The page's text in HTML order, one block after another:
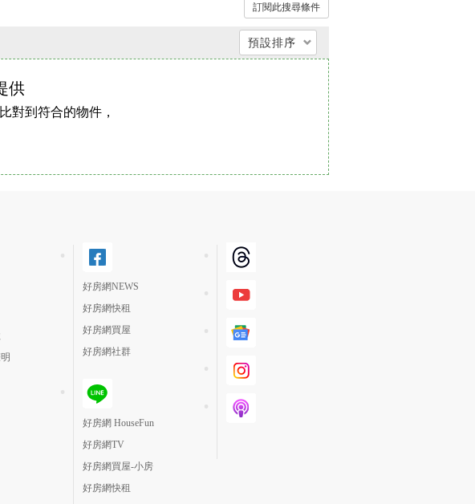
訂閱此搜尋條件
預設排序
上架日期新 → 舊
刷新時間新 → 舊
月熱門度高 → 低
供
對到符合的物件，
好房網NEWS
好房網快租
好房網買屋
好房網社群
好房網 HouseFun
好房網TV
好房網買屋-小房
好房網快租